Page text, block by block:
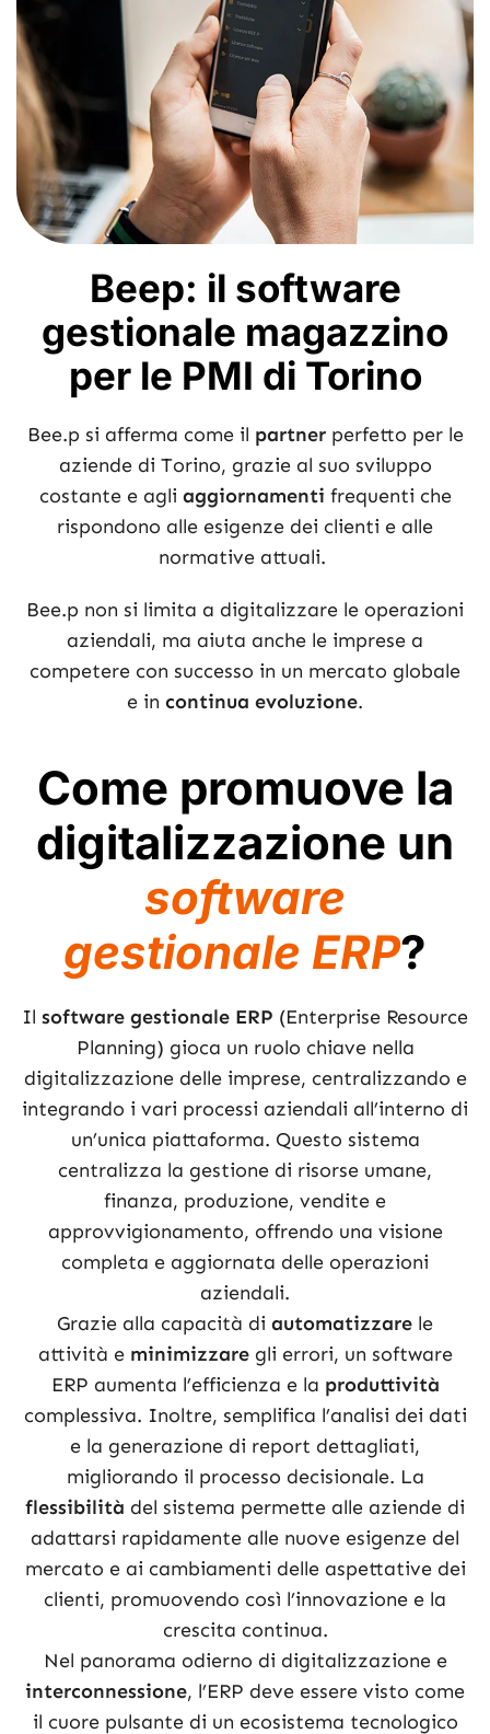
Beep: il software
gestionale magazzino
per le PMI di Torino
Bee.p si afferma come il partnerperfetto per le
aziende di Torino, grazie al suo sviluppo
costante e agli aggiornamenti frequenti che
rispondono alle esigenze dei clienti e alle
normative attuali.
Bee.p non si limita a digitalizzare le operazioni
aziendali, ma aiuta anche le imprese a
competere con successo in un mercato globale
e in continua evoluzione.
Come promuove la
digitalizzazione un
software
gestionale ERP?
Il software gestionale ERP (Enterprise Resource
Planning) gioca un ruolo chiave nella
digitalizzazione delle imprese, centralizzando e
integrando i vari processi aziendali all’interno di
un’unica piattaforma. Questo sistema
centralizza la gestione di risorse umane,
finanza, produzione, vendite e
approvvigionamento, offrendo una visione
completa e aggiornata delle operazioni
aziendali.
Grazie alla capacità di automatizzare le
attività e minimizzaregli errori, un software
ERP aumenta l’efficienza e la produttività
complessiva. Inoltre, semplifica l’analisi dei dati
e la generazione di report dettagliati,
migliorando il processo decisionale. La
flessibilità del sistema permette alle aziende di
adattarsi rapidamente alle nuove esigenze del
mercato e ai cambiamenti delle aspettative dei
clienti, promuovendo così l’innovazione e la
crescita continua.
Nel panorama odierno di digitalizzazione e
interconnessione, l’ERP deve essere visto come
il cuore pulsante di un ecosistema tecnologico